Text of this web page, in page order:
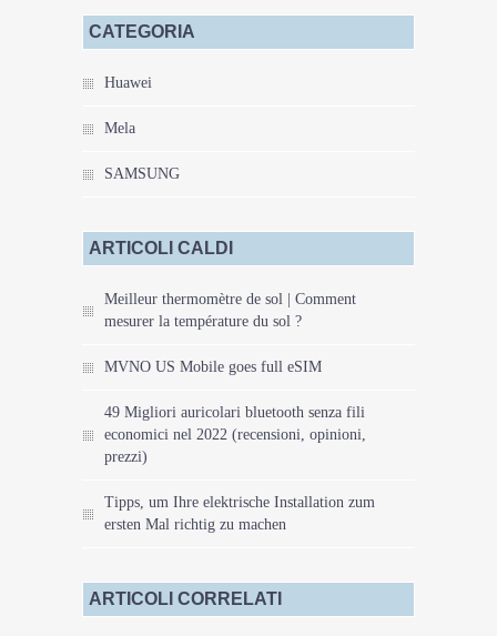
CATEGORIA
Huawei
Mela
SAMSUNG
ARTICOLI CALDI
Meilleur thermomètre de sol | Comment
mesurer la température du sol ?
MVNO US Mobile goes full eSIM
49 Migliori auricolari bluetooth senza fili
economici nel 2022 (recensioni, opinioni,
prezzi)
Tipps, um Ihre elektrische Installation zum
ersten Mal richtig zu machen
ARTICOLI CORRELATI